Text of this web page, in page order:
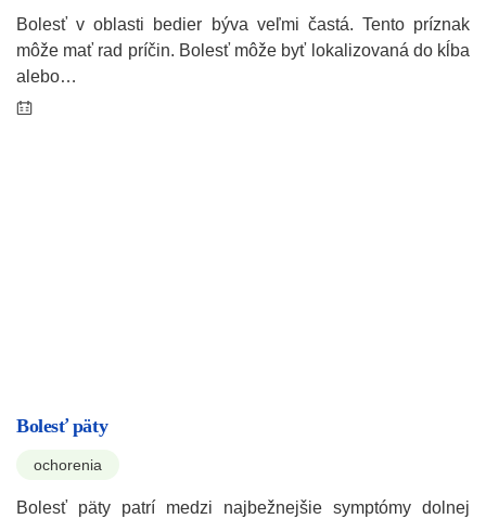
Bolesť v oblasti bedier býva veľmi častá. Tento príznak
môže mať rad príčin. Bolesť môže byť lokalizovaná do kĺba
alebo…
Bolesť päty
ochorenia
Bolesť päty patrí medzi najbežnejšie symptómy dolnej